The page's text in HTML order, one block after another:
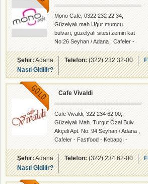
Mono Cafe, 0322 232 22 34,
Güzelyalı mah.Uğur mumcu
bulvarı, güzelyalı sitesi zemin kat
No:26 Seyhan / Adana , Cafeler -
Pastahaneler - rehberalem.com
alanlarında faliyet gösteren
firmamızdır.
Şehir:Adana Telefon:(322) 232 32-00
Nasıl Gidilir?
Cafe Vivaldi
Cafe Vivaldi, 322 234 62 00,
Güzelyalı Mah. Turgut Özal Bulv.
Akçeli Apt. No: 94 Seyhan / Adana ,
Cafeler - Fastfood - Kebapçı -
rehberalem.com alanlarında faliyet
gösteren firmamızdır.
Şehir:Adana Telefon:(322) 234 62-00
Nasıl Gidilir?